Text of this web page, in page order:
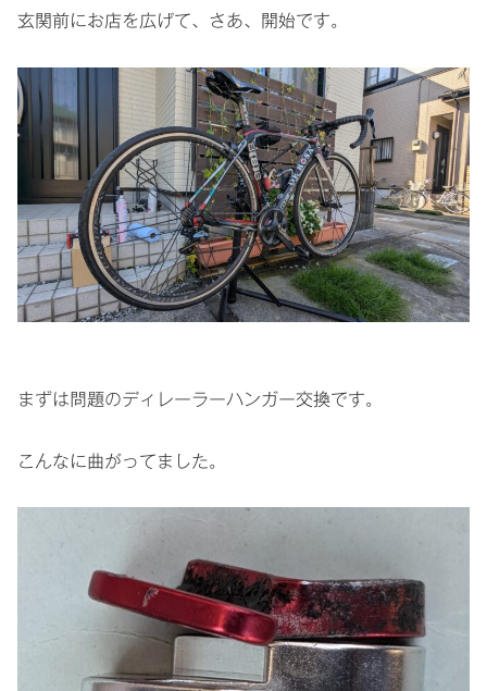
玄関前にお店を広げて、さあ、開始です。
まずは問題のディレーラーハンガー交換です。
こんなに曲がってました。